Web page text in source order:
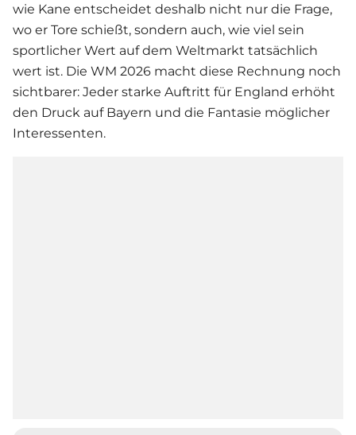
wie Kane entscheidet deshalb nicht nur die Frage,
wo er Tore schießt, sondern auch, wie viel sein
sportlicher Wert auf dem Weltmarkt tatsächlich
wert ist. Die WM 2026 macht diese Rechnung noch
sichtbarer: Jeder starke Auftritt für England erhöht
den Druck auf Bayern und die Fantasie möglicher
Interessenten.